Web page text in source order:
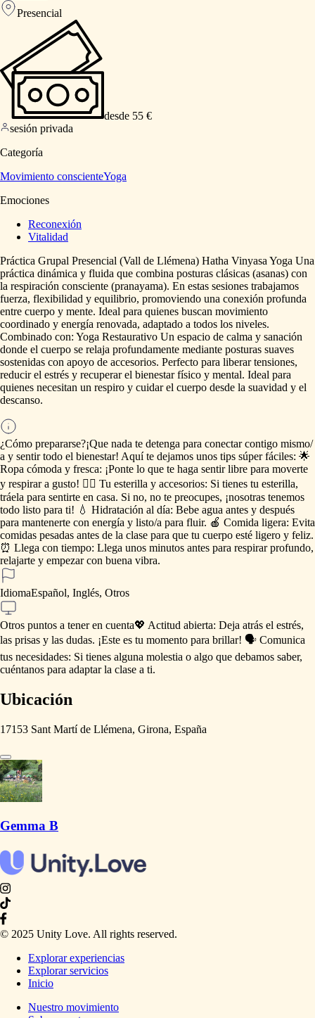
Presencial
desde 55 €
sesión privada
Categoría
Movimiento conscienteYoga
Emociones
Reconexión
Vitalidad
Práctica Grupal Presencial (Vall de Llémena) Hatha Vinyasa Yoga Una
práctica dinámica y fluida que combina posturas clásicas (asanas) con
la respiración consciente (pranayama). En estas sesiones trabajamos
fuerza, flexibilidad y equilibrio, promoviendo una conexión profunda
entre cuerpo y mente. Ideal para quienes buscan movimiento
coordinado y energía renovada, adaptado a todos los niveles.
Combinado con: Yoga Restaurativo Un espacio de calma y sanación
donde el cuerpo se relaja profundamente mediante posturas suaves
sostenidas con apoyo de accesorios. Perfecto para liberar tensiones,
reducir el estrés y recuperar el bienestar físico y mental. Ideal para
quienes necesitan un respiro y cuidar el cuerpo desde la suavidad y el
descanso.
¿Cómo prepararse?¡Que nada te detenga para conectar contigo mismo​/​
a y sentir todo el bienestar! Aquí te dejamos unos tips súper fáciles: 🌟
Ropa cómoda y fresca: ¡Ponte lo que te haga sentir libre para moverte
y respirar a gusto! 🧘‍♂️ Tu esterilla y accesorios: Si tienes tu esterilla,
tráela para sentirte en casa. Si no, no te preocupes, ¡nosotras tenemos
todo listo para ti! 💧 Hidratación al día: Bebe agua antes y después
para mantenerte con energía y listo​/​a para fluir. 🍎 Comida ligera: Evita
comidas pesadas antes de la clase para que tu cuerpo esté ligero y feliz.
⏰ Llega con tiempo: Llega unos minutos antes para respirar profundo,
relajarte y empezar con buena vibra.
IdiomaEspañol, Inglés, Otros
Otros puntos a tener en cuenta💖 Actitud abierta: Deja atrás el estrés,
las prisas y las dudas. ¡Este es tu momento para brillar! 🗣️ Comunica
tus necesidades: Si tienes alguna molestia o algo que debamos saber,
cuéntanos para adaptar la clase a ti.
Ubicación
17153 Sant Martí de Llémena, Girona, España
Gemma B
© 2025 Unity Love. All rights reserved.
Explorar experiencias
Explorar servicios
Inicio
Nuestro movimiento